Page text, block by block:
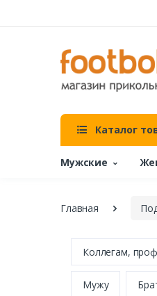
Каталог
Мужские
Главная
Коллегам,
Мужу